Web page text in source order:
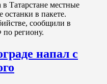
Татарстане местные
в пакете.
сообщили в
региону.
напал с